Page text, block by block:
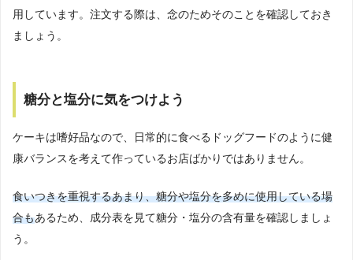
用しています。注文する際は、念のためそのことを確認しておき
ましょう。
糖分と塩分に気をつけよう
ケーキは嗜好品なので、日常的に食べるドッグフードのように健
康バランスを考えて作っているお店ばかりではありません。
食いつきを重視するあまり、糖分や塩分を多めに使用している場
合もあるため、成分表を見て糖分・塩分の含有量を確認しましょ
う。